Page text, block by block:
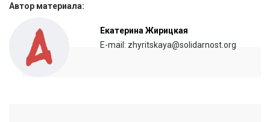
Автор материала:
Екатерина Жирицкая
E-mail: zhyritskaya@solidarnost.org